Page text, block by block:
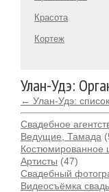
Красота
Кортеж
Улан-Удэ:
← Улан-Удэ:
Свадебное
Ведущие, Тамада
Костюмированное
Артисты (47)
Свадебный
Видеосъёмка